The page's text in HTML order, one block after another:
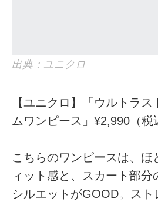
出典：ユニクロ
【ユニクロ】「ウルトラ
ムワンピース」¥2,990（税
こちらのワンピースは、ほ
ィット感と、スカート部分
シルエットがGOOD。ス